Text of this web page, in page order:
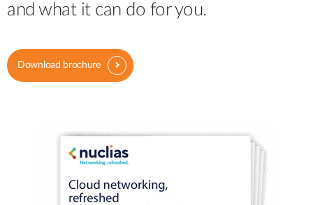
and what it can do for you.
Download brochure